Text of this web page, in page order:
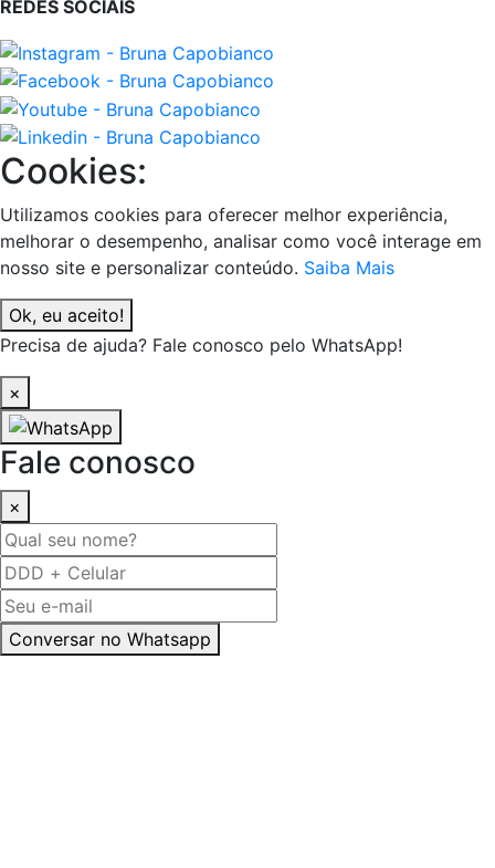
REDES SOCIAIS
Cookies:
Utilizamos cookies para oferecer melhor experiência,
melhorar o desempenho, analisar como você interage em
nosso site e personalizar conteúdo. Saiba Mais
Ok, eu aceito!
Precisa de ajuda? Fale conosco pelo WhatsApp!
×
Fale conosco
×
Conversar no Whatsapp